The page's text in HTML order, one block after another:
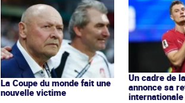
La Coupe du monde fait une
nouvelle victime
Un cadre de
annonce sa
internationale